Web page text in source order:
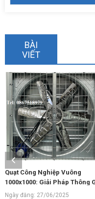
BÀI
VIẾT
Quạt Công Nghiệp Vuông
1100x1100: Giải Pháp
Hiệu Quả
Ngày đăng: 27/06/2025